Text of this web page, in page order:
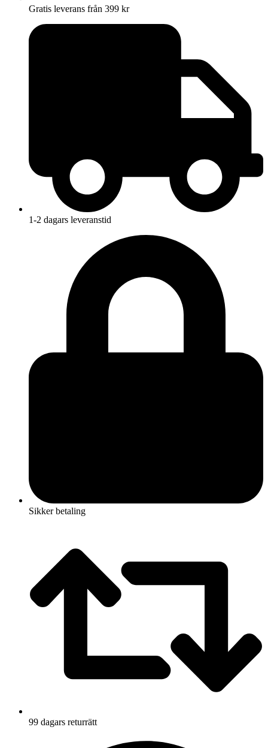
Gratis leverans från 399 kr
1-2 dagars leveranstid
Sikker betaling
99 dagars returrätt